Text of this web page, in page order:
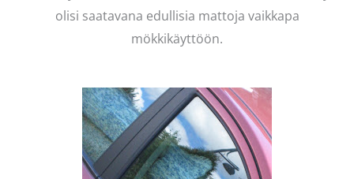
olisi saatavana edullisia mattoja vaikkapa
mökkikäyttöön.